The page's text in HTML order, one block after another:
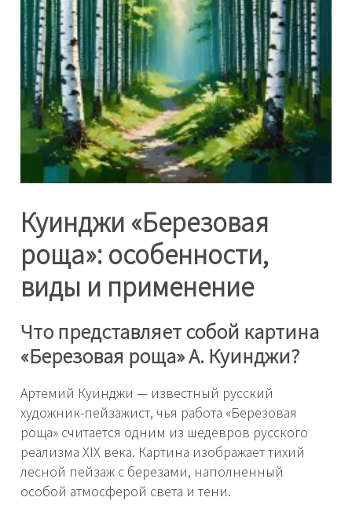
Куинджи «Березовая
роща»: особенности,
виды и применение
Что представляет собой картина
«Березовая роща» А. Куинджи?
Артемий Куинджи — известный русский
художник-пейзажист, чья работа «Березовая
роща» считается одним из шедевров русского
реализма XIX века. Картина изображает тихий
лесной пейзаж с березами, наполненный
особой атмосферой света и тени.